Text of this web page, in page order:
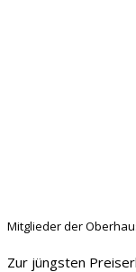
Mitglieder der
Zur jüngsten